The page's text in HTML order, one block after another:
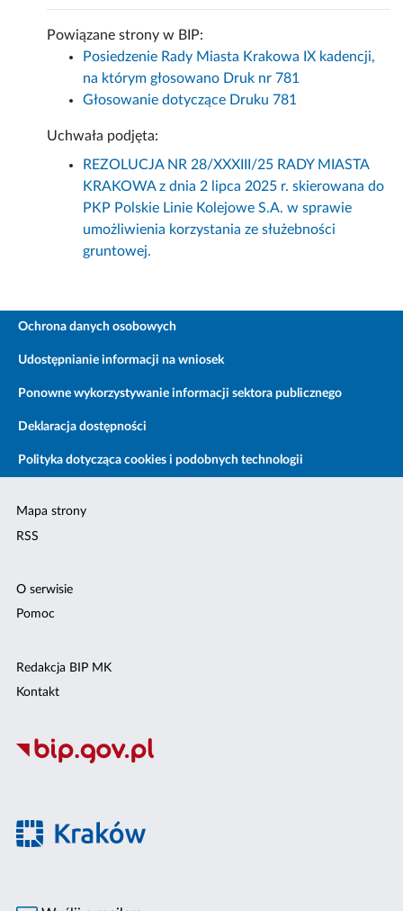
Powiązane strony w BIP:
Posiedzenie Rady Miasta Krakowa IX kadencji,
na którym głosowano Druk nr 781
Głosowanie dotyczące Druku 781
Uchwała podjęta:
REZOLUCJA NR 28/XXXIII/25 RADY MIASTA
KRAKOWA z dnia 2 lipca 2025 r. skierowana do
PKP Polskie Linie Kolejowe S.A. w sprawie
umożliwienia korzystania ze służebności
gruntowej.
Ochrona danych osobowych
Udostępnianie informacji na wniosek
Ponowne wykorzystywanie informacji sektora publicznego
Deklaracja dostępności
Polityka dotycząca cookies i podobnych technologii
Mapa strony
RSS
O serwisie
Pomoc
Redakcja BIP MK
Kontakt